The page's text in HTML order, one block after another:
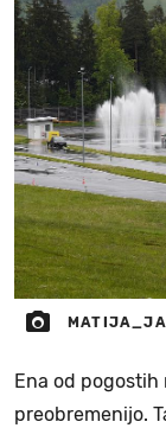
Ena od
preobremenijo.